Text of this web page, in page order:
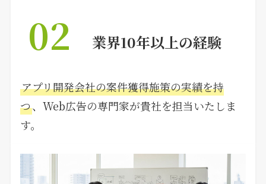
02 業界10年以上の経験
アプリ開発会社の案件獲得施策の実績を持
つ、Web広告の専門家が貴社を担当いたしま
す。